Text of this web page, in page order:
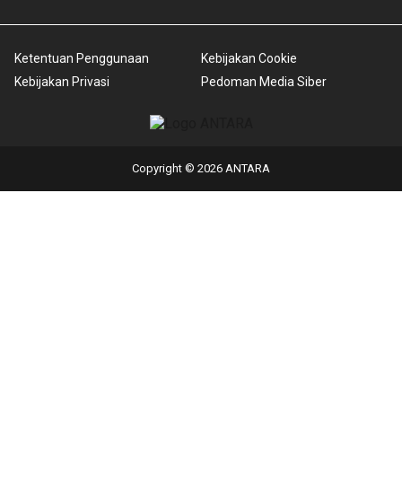
Ketentuan Penggunaan
Kebijakan Privasi
Kebijakan Cookie
Pedoman Media Siber
Copyright © 2026 ANTARA